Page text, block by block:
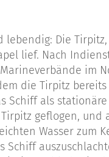
lebendig: Die
lief. Nach
im
die Tirpitz
Schiff als
geflogen, und
Wasser zum
Schiff